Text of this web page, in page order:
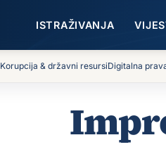
ISTRAŽIVANJA
Korupcija & državni resursiDigitalna